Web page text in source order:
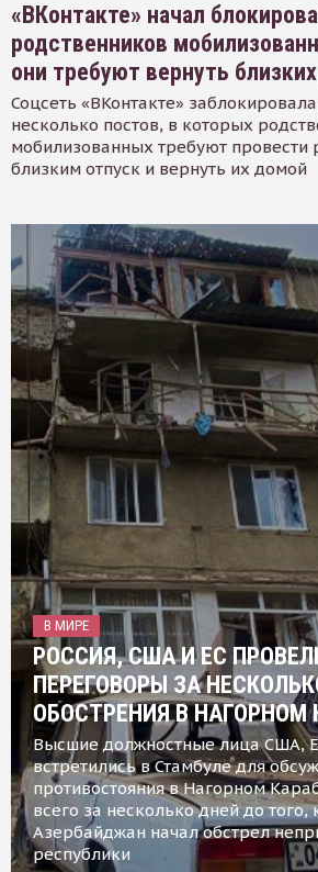
«ВКонтакте» начал
родственников
они требуют вернуть
Соцсеть «ВКонтакте»
несколько постов, в которых
мобилизованных требуют провести
близким отпуск и вернуть их домой
В МИРЕ
РОССИЯ, США И ЕС
ПЕРЕГОВОРЫ ЗА
ОБОСТРЕНИЯ В НАГОРНОМ
Высшие должностные лица США,
встретились в Стамбуле для
противостояния в Нагорном
всего за несколько дней до того,
Азербайджан начал обстрел
республики